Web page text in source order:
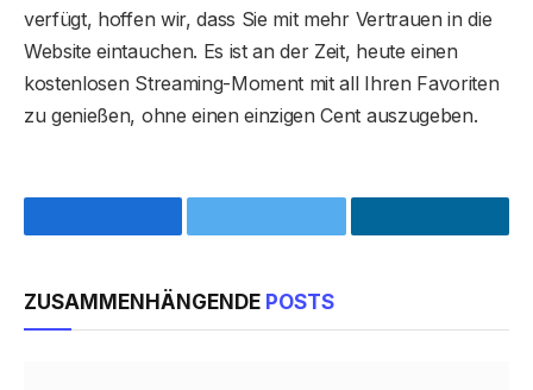
verfügt, hoffen wir, dass Sie mit mehr Vertrauen in die
Website eintauchen. Es ist an der Zeit, heute einen
kostenlosen Streaming-Moment mit all Ihren Favoriten
zu genießen, ohne einen einzigen Cent auszugeben.
Facebook Twitter LinkedIn
ZUSAMMENHÄNGENDE POSTS